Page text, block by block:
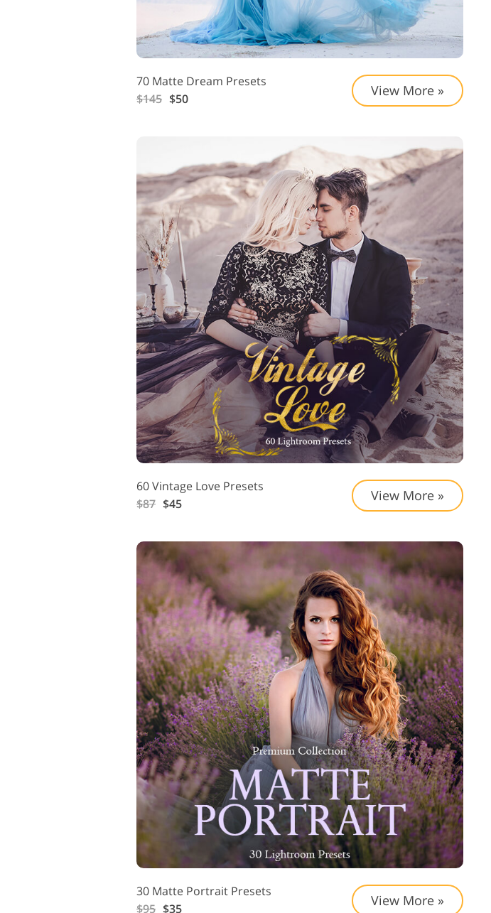
70 Matte Dream Presets
$145 $50
View More »
60 Vintage Love Presets
$87 $45
View More »
30 Matte Portrait Presets
$95 $35
View More »